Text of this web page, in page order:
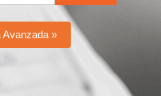
Avanzada »